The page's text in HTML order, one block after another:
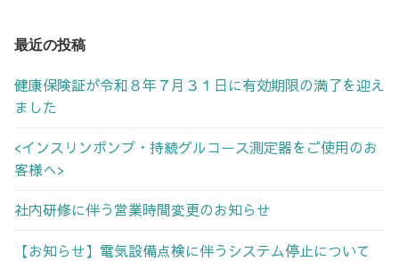
最近の投稿
健康保険証が令和８年７月３１日に有効期限の満了を迎え
ました
<インスリンポンプ・持続グルコース測定器をご使用のお
客様へ>
社内研修に伴う営業時間変更のお知らせ
【お知らせ】電気設備点検に伴うシステム停止について